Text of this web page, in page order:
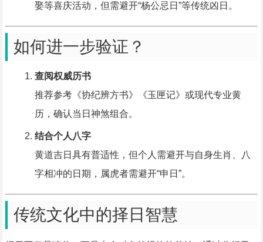
娶等喜庆活动，但需避开“杨公忌日”等传统凶日。
如何进一步验证？
查阅权威历书
推荐参考《协纪辨方书》《玉匣记》或现代专业黄
历，确认当日神煞组合。
结合个人八字
黄道吉日具有普适性，但个人需避开与自身生肖、八
字相冲的日期，属虎者需避开“申日”。
传统文化中的择日智慧